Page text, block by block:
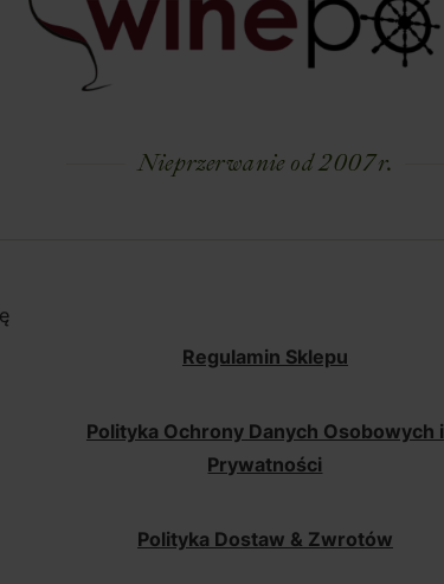
Nieprzerwanie od 2007 r.
Regulamin Sklepu
Polityka Ochrony Danych Osobowych i
Prywatności
Polityka Dostaw & Zwrotów